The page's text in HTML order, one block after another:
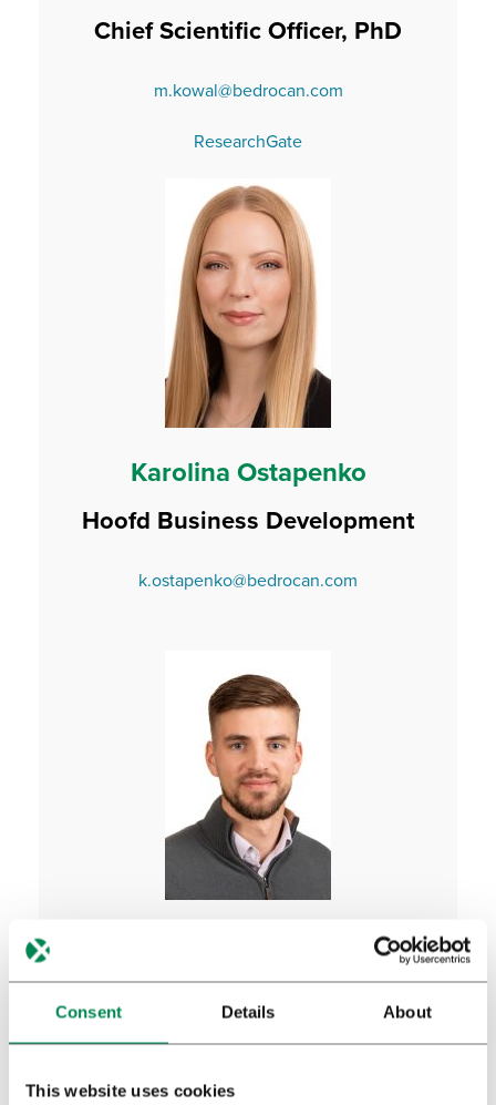
Consent Details About
This website uses cookies
Chief Scientific Officer, PhD
m.kowal@bedrocan.com
ResearchGate
Karolina Ostapenko
Hoofd Business Development
k.ostapenko@bedrocan.com
Productmanager